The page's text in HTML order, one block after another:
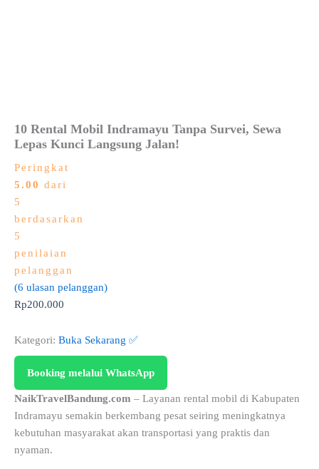
10 Rental Mobil Indramayu Tanpa Survei, Sewa
Lepas Kunci Langsung Jalan!
Peringkat
5.00 dari
5
berdasarkan
5
penilaian
pelanggan
(6 ulasan pelanggan)
Rp200.000
Kategori: Buka Sekarang ✅
Booking melalui WhatsApp
NaikTravelBandung.com – Layanan rental mobil di Kabupaten
Indramayu semakin berkembang pesat seiring meningkatnya
kebutuhan masyarakat akan transportasi yang praktis dan
nyaman.